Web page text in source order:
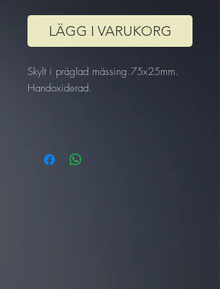
LÄGG I VARUKORG
Skylt i präglad mässing.75x25mm.
Handoxiderad.